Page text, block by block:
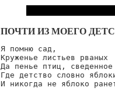
ПОЧТИ ИЗ МОЕГО
Я помню сад,
Круженье листьев рваных
Да пенье птиц,
Где детство словно
И никогда не яблоко